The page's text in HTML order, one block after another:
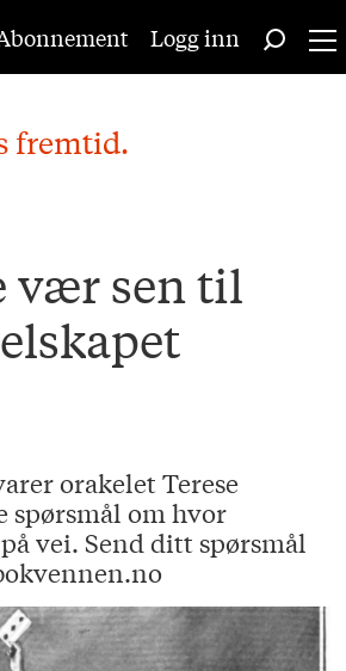
Logg inn
fremtid.
vær sen til
orakelet Terese
spørsmål om hvor
vei. Send ditt spørsmål